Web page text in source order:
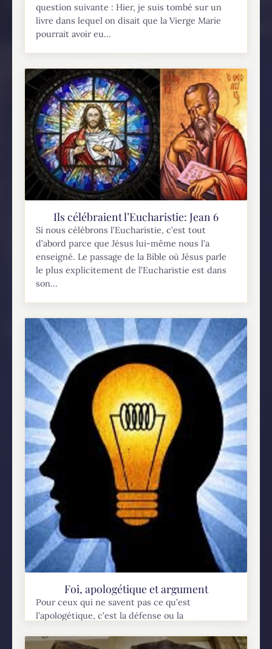
question suivante : Hier, je suis tombé sur un
livre dans lequel on disait que la Vierge Marie
pourrait avoir eu...
Ils célébraient l’Eucharistie: Jean 6
Si nous célébrons l’Eucharistie, c’est tout
d’abord parce que Jésus lui-même nous l’a
enseigné. Le passage de la Bible où Jésus parle
le plus explicitement de l’Eucharistie est dans
son...
Foi, apologétique et argument
Pour ceux qui ne savent pas ce qu’est
l’apologétique, c’est la défense ou la
sur l’argumentation. Il y a eu un temps où je